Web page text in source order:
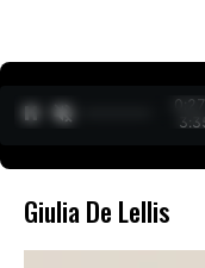
Giulia De Lellis